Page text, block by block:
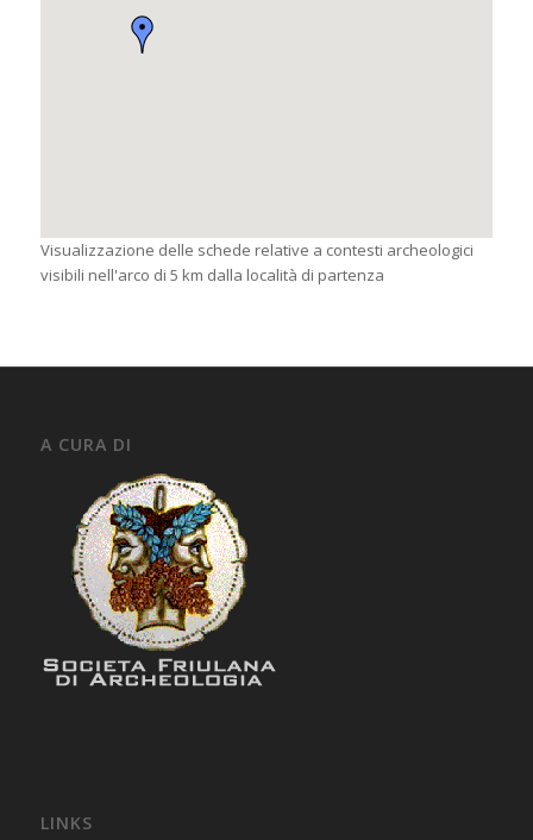
Visualizzazione delle schede relative a contesti archeologici
visibili nell'arco di 5 km dalla località di partenza
A CURA DI
LINKS